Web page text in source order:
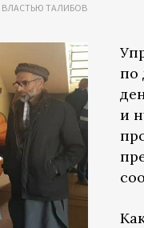
ТАЛИБОВ
по
и